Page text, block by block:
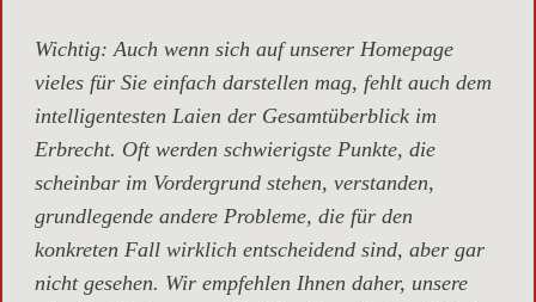
Wichtig: Auch wenn sich auf unserer Homepage
vieles für Sie einfach darstellen mag, fehlt auch dem
intelligentesten Laien der Gesamtüberblick im
Erbrecht. Oft werden schwierigste Punkte, die
scheinbar im Vordergrund stehen, verstanden,
grundlegende andere Probleme, die für den
konkreten Fall wirklich entscheidend sind, aber gar
nicht gesehen. Wir empfehlen Ihnen daher, unsere